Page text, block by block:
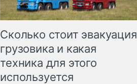
Сколько стоит эвакуация
грузовика и какая
техника для этого
используется